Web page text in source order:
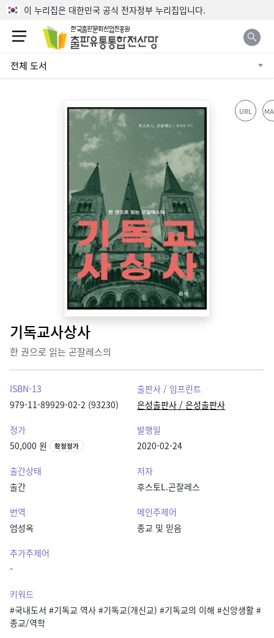
본문으로 바로가기
이 누리집은 대한민국 공식 전자정부 누리집입니다.
전체 도서
기독교사상사
한 권으로 읽는 곤잘레스의
ISBN-13
979-11-89929-02-2 (93230)
출판사 / 임프린트
은성출판사 / 은성출판사
정가
50,000 원
확정정가
발행일
2020-02-24
출간상태
출간
저자
후스토L.곤잘레스
번역
엄성옥
메인주제어
종교 및 믿음
추가주제어
-
키워드
#국내도서 #기독교 역사 #기독교(개신교) #기독교의 이해 #신앙생활 #
종교/역학
URL